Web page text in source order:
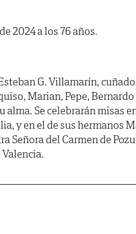
2024 a los 76 años.
G. Villamarín,
Marian, Pepe, Bernardo
Se celebrarán misas
y en el de sus hermanos
Señora del Carmen de